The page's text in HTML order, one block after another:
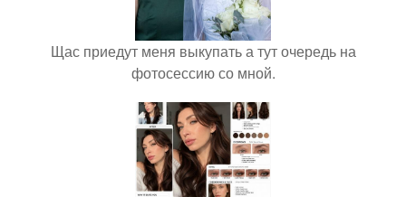
Щас приедут меня выкупать а тут очередь на
фотосессию со мной.